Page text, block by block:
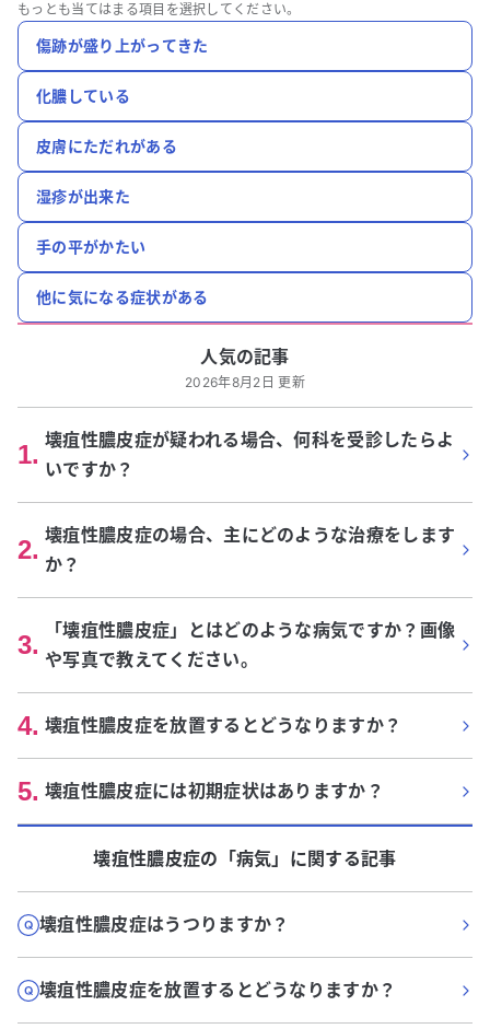
もっとも当てはまる項目を選択してください。
傷跡が盛り上がってきた
化膿している
皮膚にただれがある
湿疹が出来た
手の平がかたい
他に気になる症状がある
人気の記事
2026年8月2日 更新
1. 壊疽性膿皮症が疑われる場合、何科を受診したらよ
いですか？
2. 壊疽性膿皮症の場合、主にどのような治療をします
か？
3.
「壊疽性膿皮症」とはどのような病気ですか？画像
や写真で教えてください。
4. 壊疽性膿皮症を放置するとどうなりますか？
5. 壊疽性膿皮症には初期症状はありますか？
壊疽性膿皮症の「病気」に関する記事
壊疽性膿皮症はうつりますか？
壊疽性膿皮症を放置するとどうなりますか？